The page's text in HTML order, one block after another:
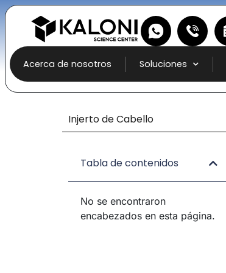
Acerca de nosotros Soluciones
Injerto de Cabello
Tabla de contenidos
No se encontraron
encabezados en esta página.